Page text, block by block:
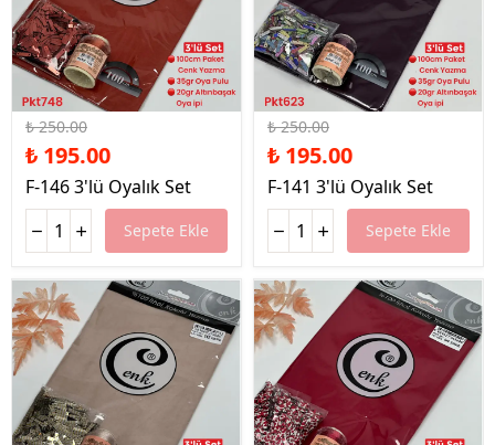
%22 İndirim
₺ 250.00
₺ 195.00
F-146 3'lü Oyalık Set
Sepete Ekle
%22 İndirim
₺ 250.00
₺ 195.00
F-141 3'lü Oyalık Set
Sepete Ekle